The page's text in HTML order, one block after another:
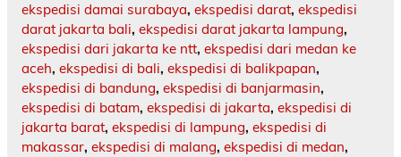
ekspedisi damai surabaya, ekspedisi darat, ekspedisi
darat jakarta bali, ekspedisi darat jakarta lampung,
ekspedisi dari jakarta ke ntt, ekspedisi dari medan ke
aceh, ekspedisi di bali, ekspedisi di balikpapan,
ekspedisi di bandung, ekspedisi di banjarmasin,
ekspedisi di batam, ekspedisi di jakarta, ekspedisi di
jakarta barat, ekspedisi di lampung, ekspedisi di
makassar, ekspedisi di malang, ekspedisi di medan,